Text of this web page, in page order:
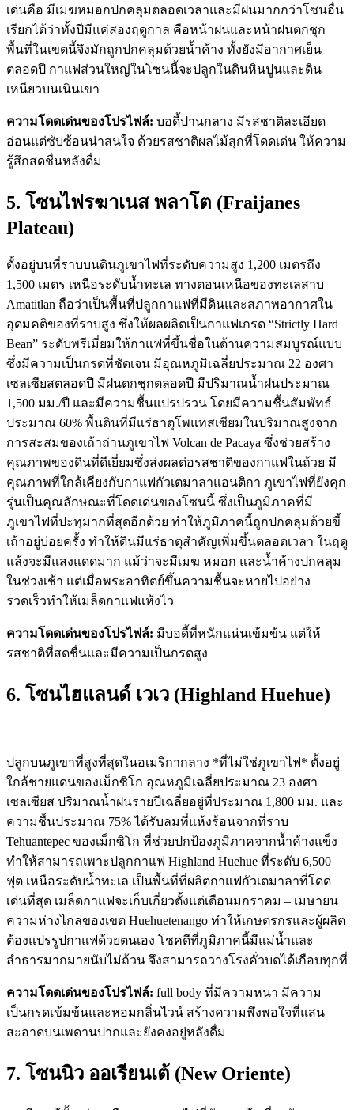
เด่นคือ มีเมฆหมอกปกคลุมตลอดเวลาและมีฝนมากกว่าโซนอื่น
เรียกได้ว่าทั้งปีมีแค่สองฤดูกาล คือหน้าฝนและหน้าฝนตกชุก
พื้นที่ในเขตนี้จึงมักถูกปกคลุมด้วยน้ำค้าง ทั้งยังมีอากาศเย็น
ตลอดปี กาแฟส่วนใหญ่ในโซนนี้จะปลูกในดินหินปูนและดิน
เหนียวบนเนินเขา
ความโดดเด่นของโปรไฟล์: บอดี้ปานกลาง มีรสชาติละเอียด
อ่อนแต่ซับซ้อนน่าสนใจ ด้วยรสชาติผลไม้สุกที่โดดเด่น ให้ความ
รู้สึกสดชื่นหลังดื่ม
5. โซนไฟรฆาเนส พลาโต (Fraijanes
Plateau)
ตั้งอยู่บนที่ราบบนดินภูเขาไฟที่ระดับความสูง 1,200 เมตรถึง
1,500 เมตร เหนือระดับน้ำทะเล ทางตอนเหนือของทะเลสาบ
Amatitlan ถือว่าเป็นพื้นที่ปลูกกาแฟที่มีดินและสภาพอากาศใน
อุดมคติของที่ราบสูง ซึ่งให้ผลผลิตเป็นกาแฟเกรด “Strictly Hard
Bean” ระดับพรีเมี่ยมให้กาแฟที่ขึ้นชื่อในด้านความสมบูรณ์แบบ
ซึ่งมีความเป็นกรดที่ชัดเจน มีอุณหภูมิเฉลี่ยประมาณ 22 องศา
เซลเซียสตลอดปี มีฝนตกชุกตลอดปี มีปริมาณน้ำฝนประมาณ
1,500 มม./ปี และมีความชื้นแปรปรวน โดยมีความชื้นสัมพัทธ์
ประมาณ 60% พื้นดินที่มีแร่ธาตุโพแทสเซียมในปริมาณสูงจาก
การสะสมของเถ้าถ่านภูเขาไฟ Volcan de Pacaya ซึ่งช่วยสร้าง
คุณภาพของดินที่ดีเยี่ยมซึ่งส่งผลต่อรสชาติของกาแฟในถ้วย มี
คุณภาพที่ใกล้เคียงกับกาแฟกัวเตมาลาแอนติกา ภูเขาไฟที่ยังคุก
รุ่นเป็นคุณลักษณะที่โดดเด่นของโซนนี้ ซึ่งเป็นภูมิภาคที่มี
ภูเขาไฟที่ปะทุมากที่สุดอีกด้วย ทำให้ภูมิภาคนี้ถูกปกคลุมด้วยขี้
เถ้าอยู่บ่อยครั้ง ทำให้ดินมีแร่ธาตุสำคัญเพิ่มขึ้นตลอดเวลา ในฤดู
แล้งจะมีแสงแดดมาก แม้ว่าจะมีเมฆ หมอก และน้ำค้างปกคลุม
ในช่วงเช้า แต่เมื่อพระอาทิตย์ขึ้นความชื้นจะหายไปอย่าง
รวดเร็วทำให้เมล็ดกาแฟแห้งไว
ความโดดเด่นของโปรไฟล์: มีบอดี้ที่หนักแน่นเข้มข้น แต่ให้
รสชาติที่สดชื่นและมีความเป็นกรดสูง
6. โซนไฮแลนด์ เวเว (Highland Huehue)
ปลูกบนภูเขาที่สูงที่สุดในอเมริกากลาง *ที่ไม่ใช่ภูเขาไฟ* ตั้งอยู่
ใกล้ชายแดนของเม็กซิโก อุณหภูมิเฉลี่ยประมาณ 23 องศา
เซลเซียส ปริมาณน้ำฝนรายปีเฉลี่ยอยู่ที่ประมาณ 1,800 มม. และ
ความชื้นประมาณ 75% ได้รับลมที่แห้งร้อนจากที่ราบ
Tehuantepec ของเม็กซิโก ที่ช่วยปกป้องภูมิภาคจากน้ำค้างแข็ง
ทำให้สามารถเพาะปลูกกาแฟ Highland Huehue ที่ระดับ 6,500
ฟุต เหนือระดับน้ำทะเล เป็นพื้นที่ที่ผลิตกาแฟกัวเตมาลาที่โดด
เด่นที่สุด เมล็ดกาแฟจะเก็บเกี่ยวตั้งแต่เดือนมกราคม – เมษายน
ความห่างไกลของเขต Huehuetenango ทำให้เกษตรกรและผู้ผลิต
ต้องแปรรูปกาแฟด้วยตนเอง โชคดีที่ภูมิภาคนี้มีแม่น้ำและ
ลำธารมากมายนับไม่ถ้วน จึงสามารถวางโรงคั่วบดได้เกือบทุกที่
ความโดดเด่นของโปรไฟล์: full body ที่มีความหนา มีความ
เป็นกรดเข้มข้นและหอมกลิ่นไวน์ สร้างความพึงพอใจที่แสน
สะอาดบนเพดานปากและยังคงอยู่หลังดื่ม
7. โซนนิว ออเรียนเต้ (New Oriente)